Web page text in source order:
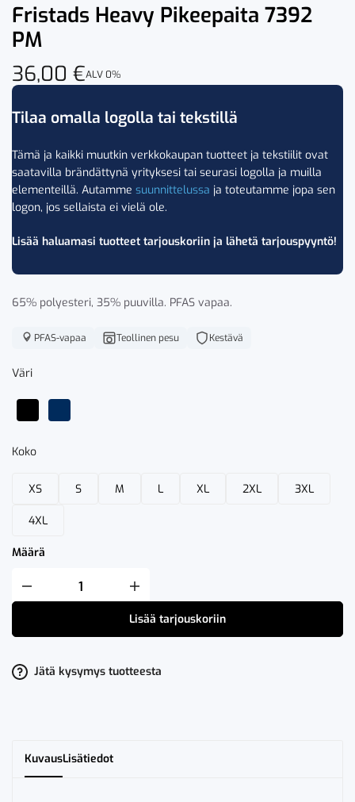
Fristads Heavy Pikeepaita 7392
PM
36,00 €ALV 0%
Tilaa omalla logolla tai tekstillä
Tämä ja kaikki muutkin verkkokaupan tuotteet ja tekstiilit ovat
saatavilla brändättynä yrityksesi tai seurasi logolla ja muilla
elementeillä. Autamme suunnittelussa ja toteutamme jopa sen
logon, jos sellaista ei vielä ole.
Lisää haluamasi tuotteet tarjouskoriin ja lähetä tarjouspyyntö!
65% polyesteri, 35% puuvilla. PFAS vapaa.
PFAS-vapaa Teollinen pesu Kestävä
Väri
Koko
XS S M L XL 2XL 3XL
4XL
Määrä
Fristads
Heavy
PM
Lisää tarjouskoriin
Jätä kysymys tuotteesta
KuvausLisätiedot